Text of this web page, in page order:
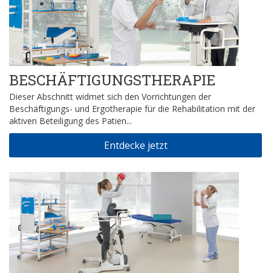
BESCHÄFTIGUNGSTHERAPIE
Dieser Abschnitt widmet sich den Vorrichtungen der
Beschäftigungs- und Ergotherapie für die Rehabilitation mit der
aktiven Beteiligung des Patien...
Entdecke jetzt